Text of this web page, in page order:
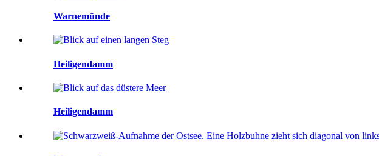
Warnemünde
Heiligendamm
Heiligendamm